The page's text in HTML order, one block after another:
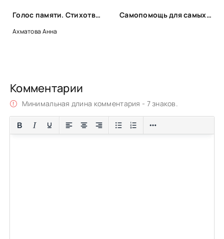
Голос памяти. Стихотворения и поэмы - Анна Ахматова
Ахматова Анна
Самопомощь для самых маленьких
Комментарии
Минимальная длина комментария - 7 знаков.